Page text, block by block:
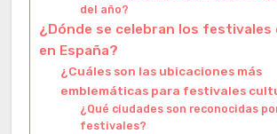
del año?
¿Dónde se celebran los
en España?
¿Cuáles son las ubicaciones más
emblemáticas para festivales
¿Qué ciudades son reconocidas
festivales?